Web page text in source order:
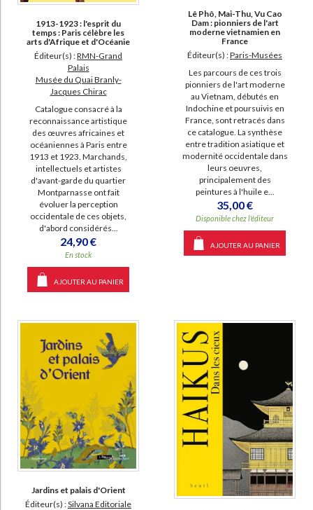
1913-1923 : l'esprit du
temps : Paris célèbre les
arts d'Afrique et d'Océanie
Éditeur(s) :RMN-Grand
Palais
Musée du Quai Branly-
Jacques Chirac
Catalogue consacré à la
reconnaissance artistique
des œuvres africaines et
océaniennes à Paris entre
1913 et 1923. Marchands,
intellectuels et artistes
d'avant-garde du quartier
Montparnasse ont fait
évoluer la perception
occidentale de ces objets,
d'abord considérés...
24,90 €
En stock
AJOUTER AU PANIER
Lê Phô, Mai-Thu, Vu Cao
Dam : pionniers de l'art
moderne vietnamien en
France
Éditeur(s) :Paris-Musées
Les parcours de ces trois
pionniers de l'art moderne
au Vietnam, débutés en
Indochine et poursuivis en
France, sont retracés dans
ce catalogue. La synthèse
entre tradition asiatique et
modernité occidentale dans
leurs oeuvres,
principalement des
peintures à l'huile e...
35,00 €
Disponible chez l'éditeur
AJOUTER AU PANIER
Jardins et palais d'Orient
Éditeur(s) :Silvana Editoriale